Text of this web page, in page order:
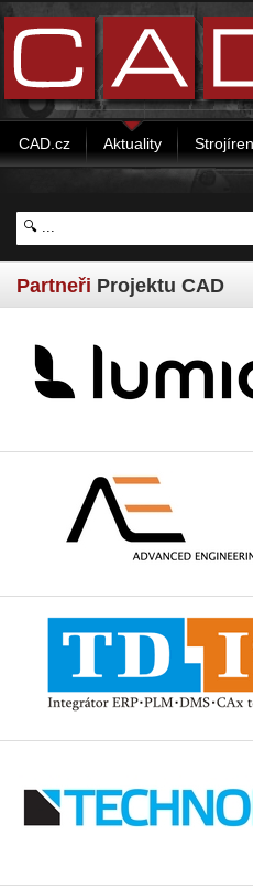
CAD.cz Aktuality
Partneři Projektu CAD